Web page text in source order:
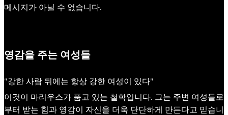
메시지가 아닐 수 없습니다.
영감을 주는 여성들
"강한 사람 뒤에는 항상 강한 여성이 있다"
이것이 마리우스가 품고 있는 철학입니다. 그는 주변 여성들로
부터 받는 힘과 영감이 자신을 더욱 단단하게 만든다고 믿습니